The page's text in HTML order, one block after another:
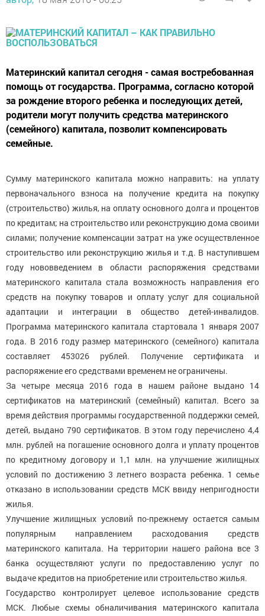
Материнский капитал сегодня - самая востребованная
помощь от государства. Программа, согласно которой
за рождение второго ребенка и последующих детей,
родители могут получить средства материнского
(семейного) капитала, позволит компенсировать
семейные.
Сумму материнского капитала можно направить: на уплату
первоначального взноса на получение кредита на покупку
(строительство) жилья, на оплату основного долга и процентов
по кредитам; на строительство или реконструкцию дома своими
силами; получение компенсации затрат на уже осуществленное
строительство или реконструкцию жилья и т.д. В наступившем
году нововведением в области распоряжения средствами
материнского капитала стала возможность направления его
средств на покупку товаров и оплату услуг для социальной
адаптации и интеграции в общество детей-инвалидов.
Программа материнского капитала стартовала 1 января 2007
года. В 2016 году размер материнского (семейного) капитала
составляет 453026 рублей. Получение сертификата и
распоряжение его средствами временем не ограничены.
За четыре месяца 2016 года в нашем районе выдано 14
сертификатов на материнский (семейный) капитал. Всего за
время действия программы государственной поддержки семей,
детей, выдано 790 сертификатов. В этом году перечислено 4,4
млн. рублей на погашение основного долга и уплату процентов
по кредитному договору и 1,1 млн. на улучшение жилищных
условий по достижению 3 летнего возраста ребенка. 1 семье
отказано в использовании средств МСК ввиду непригодности
жилья.
Улучшение жилищных условий по-прежнему остается самым
популярным направлением расходования средств
материнского капитала. На территории нашего района все 3
банка осуществляют услуги по предоставлению услуг по
выдаче кредитов на приобретение или строительство жилья.
Государство контролирует целевое использование средств
МСК. Любые схемы обналичивания материнского капитала